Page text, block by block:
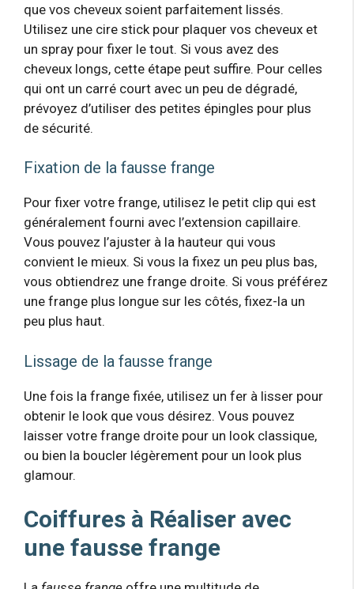
que vos cheveux soient parfaitement lissés.
Utilisez une cire stick pour plaquer vos cheveux et
un spray pour fixer le tout. Si vous avez des
cheveux longs, cette étape peut suffire. Pour celles
qui ont un carré court avec un peu de dégradé,
prévoyez d’utiliser des petites épingles pour plus
de sécurité.
Fixation de la fausse frange
Pour fixer votre frange, utilisez le petit clip qui est
généralement fourni avec l’extension capillaire.
Vous pouvez l’ajuster à la hauteur qui vous
convient le mieux. Si vous la fixez un peu plus bas,
vous obtiendrez une frange droite. Si vous préférez
une frange plus longue sur les côtés, fixez-la un
peu plus haut.
Lissage de la fausse frange
Une fois la frange fixée, utilisez un fer à lisser pour
obtenir le look que vous désirez. Vous pouvez
laisser votre frange droite pour un look classique,
ou bien la boucler légèrement pour un look plus
glamour.
Coiffures à Réaliser avec
une fausse frange